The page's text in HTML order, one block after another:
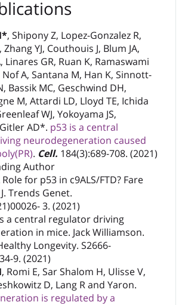
, Shipony Z, Lopez-Gonzalez R,
YJ, Couthouis J, Blum JA,
Linares GR, Ruan K, Ramaswami
Nof A, Santana M, Han K, Sinnott-
Bassik MC, Geschwind DH,
M, Attardi LD, Lloyd TE, Ichida
WJ, Yokoyama JS,
AD*. p53 is a central
neurodegeneration caused
. Cell. 184(3):689-708. (2021)
Author
for p53 in c9ALS/FTD? Fare
Trends Genet.
3. (2021)
a central regulator driving
in mice. Jack Williamson.
Longevity. S2666-
9. (2021)
, Romi E, Sar Shalom H, Ulisse V,
D, Lang R and Yaron.
is regulated by a